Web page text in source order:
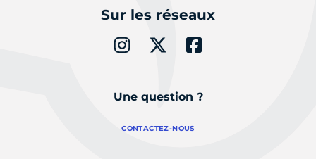
Sur les réseaux
Une question ?
CONTACTEZ-NOUS